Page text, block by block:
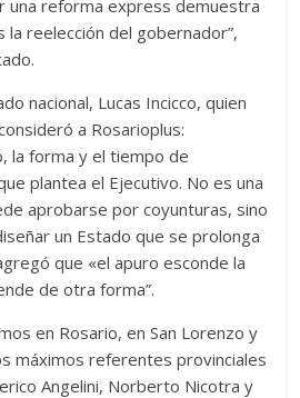
una reforma express demuestra
la reelección del gobernador”,
nacional, Lucas Incicco, quien
a Rosarioplus:
la forma y el tiempo de
plantea el Ejecutivo. No es una
aprobarse por coyunturas, sino
un Estado que se prolonga
que «el apuro esconde la
de otra forma”.
en Rosario, en San Lorenzo y
máximos referentes provinciales
Angelini, Norberto Nicotra y